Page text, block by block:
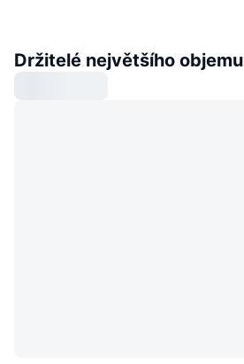
Držitelé největšího objemu